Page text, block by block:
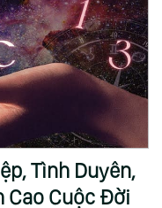
Tình Duyên,
Cao Cuộc Đời